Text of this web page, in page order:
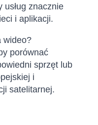
znacznie
i aplikacji.
wideo?
porównać
sprzęt lub
i
satelitarnej.